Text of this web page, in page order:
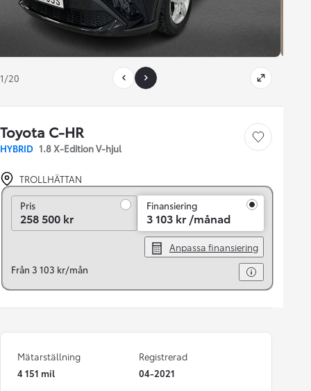
1/20
Toyota C-HR
HYBRID 1.8 X-Edition V-hjul
Save car
TROLLHÄTTAN
PrisPris
258 500 kr
Finansiering
3 103 kr /månad
Anpassa finansiering
Från 3 103 kr/mån
Mätarställning
4 151 mil
Registrerad
04-2021